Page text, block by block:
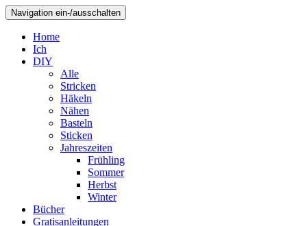
Navigation ein-/ausschalten
Home
Ich
DIY
Alle
Stricken
Häkeln
Nähen
Basteln
Sticken
Jahreszeiten
Frühling
Sommer
Herbst
Winter
Bücher
Gratisanleitungen